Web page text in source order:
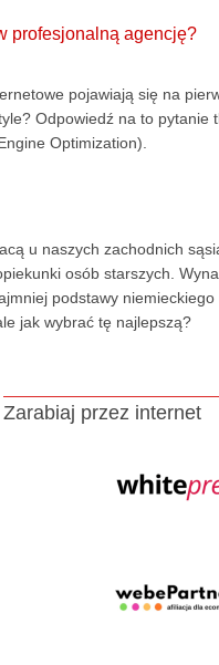
profesjonalną agencję?
pojawiają się na
Odpowiedź na to pytanie
Optimization).
u naszych zachodnich
osób starszych.
podstawy
jak wybrać tę najlepszą?
Zarabiaj przez internet